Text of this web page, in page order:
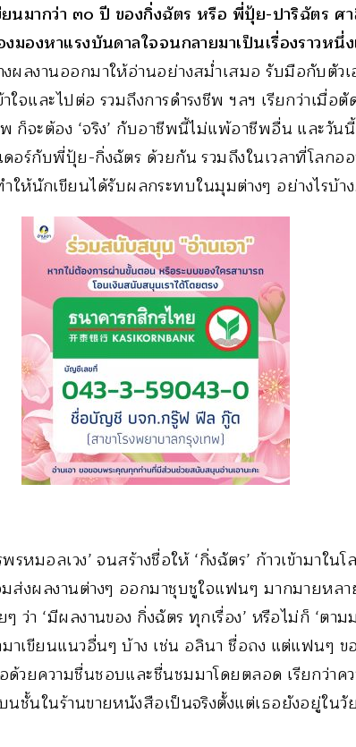
ยนมากว่า ๓๐ ปี ของกิ่งฉัตร หรือ พี่ปุ้ย-ปาริฉัตร ศ
งมองหาแรงบันดาลใจจนกลายมาเป็นเรื่องราวหนึ่
งผลงานออกมาให้อ่านอย่างสม่ำเสมอ รับมือกับตัวเ
ใจและไปต่อ รวมถึงการดำรงชีพ ฯลฯ เรียกว่าเมื่อ
ก็จะต้อง ‘จริง’ กับอาชีพนี้ไม่แพ้อาชีพอื่น และวันนี้เ
อร์กับพี่ปุ้ย-กิ่งฉัตร ด้วยกัน รวมถึงในเวลาที่โลกอ
ห้นักเขียนได้รับผลกระทบในมุมต่างๆ อย่างไรบ้า
รหมอลเวง’ จนสร้างชื่อให้ ‘กิ่งฉัตร’ ก้าวเข้ามาใน
ส่งผลงานต่างๆ ออกมาชุบชูใจแฟนๆ มากมายหลา
ว่า ‘มีผลงานของ กิ่งฉัตร ทุกเรื่อง’ หรือไม่ก็ ‘ตาม
าเขียนแนวอื่นๆ บ้าง เช่น อลินา ชื่อถง แต่แฟนๆ ข
ด้วยความชื่นชอบและชื่นชมมาโดยตลอด เรียกว่า
บนชั้นในร้านขายหนังสือเป็นจริงตั้งแต่เธอยังอยู่ใ